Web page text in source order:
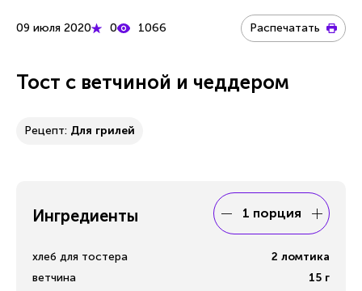
09 июля 2020 0 1066 Распечатать
Тост с ветчиной и чеддером
Рецепт: Для грилей
Ингредиенты 1 порция
хлеб для тостера 2 ломтика
ветчина
15 г